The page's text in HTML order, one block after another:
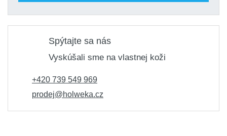
Skladom > 10
ks
Spýtajte sa nás
Vyskúšali sme na vlastnej koži
+420 739 549 969
prodej@holweka.cz